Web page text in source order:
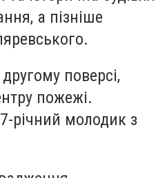
а пізніше
поверсі,
пожежі.
річний молодик з